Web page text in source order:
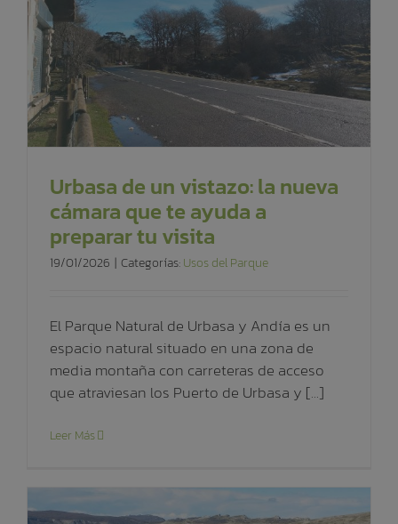
Urbasa de un vistazo: la nueva
cámara que te ayuda a
preparar tu visita
19/01/2026 | Categorías:Usos del Parque
El Parque Natural de Urbasa y Andía es un
espacio natural situado en una zona de
media montaña con carreteras de acceso
que atraviesan los Puerto de Urbasa y [...]
Leer Más